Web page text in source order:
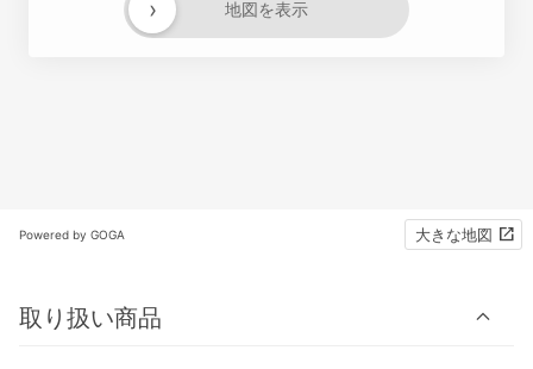
地図を表示
›
Powered by GOGA 大きな地図
取り扱い商品